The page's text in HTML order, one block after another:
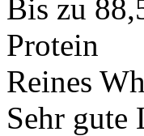
Bis zu
Protein
Reines
Sehr gute